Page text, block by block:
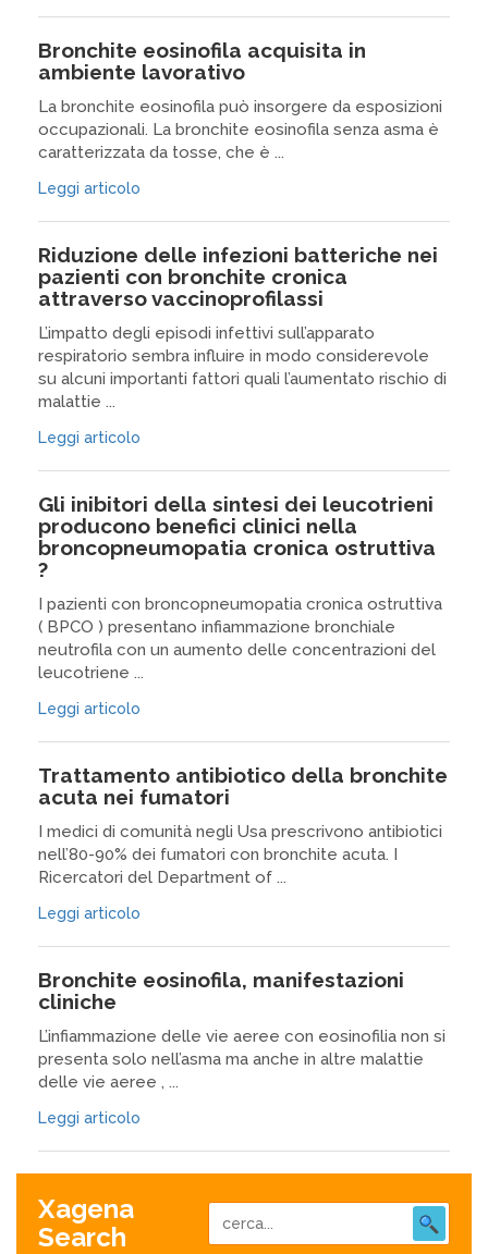
Bronchite eosinofila acquisita in
ambiente lavorativo
La bronchite eosinofila può insorgere da esposizioni
occupazionali. La bronchite eosinofila senza asma è
caratterizzata da tosse, che è ...
Leggi articolo
Riduzione delle infezioni batteriche nei
pazienti con bronchite cronica
attraverso vaccinoprofilassi
L’impatto degli episodi infettivi sull’apparato
respiratorio sembra influire in modo considerevole
su alcuni importanti fattori quali l’aumentato rischio di
malattie ...
Leggi articolo
Gli inibitori della sintesi dei leucotrieni
producono benefici clinici nella
broncopneumopatia cronica ostruttiva
?
I pazienti con broncopneumopatia cronica ostruttiva
( BPCO ) presentano infiammazione bronchiale
neutrofila con un aumento delle concentrazioni del
leucotriene ...
Leggi articolo
Trattamento antibiotico della bronchite
acuta nei fumatori
I medici di comunità negli Usa prescrivono antibiotici
nell’80-90% dei fumatori con bronchite acuta. I
Ricercatori del Department of ...
Leggi articolo
Bronchite eosinofila, manifestazioni
cliniche
L’infiammazione delle vie aeree con eosinofilia non si
presenta solo nell’asma ma anche in altre malattie
delle vie aeree , ...
Leggi articolo
Xagena
Search